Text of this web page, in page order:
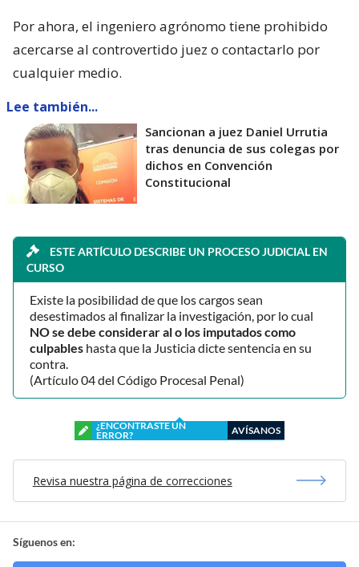
Por ahora, el ingeniero agrónomo tiene prohibido
acercarse al controvertido juez o contactarlo por
cualquier medio.
Lee también...
Sancionan a juez Daniel Urrutia
tras denuncia de sus colegas por
dichos en Convención
Constitucional
ESTE ARTÍCULO DESCRIBE UN PROCESO JUDICIAL EN
CURSO
Existe la posibilidad de que los cargos sean
desestimados al finalizar la investigación, por lo cual
NO se debe considerar al o los imputados como
culpables hasta que la Justicia dicte sentencia en su
contra.
(Artículo 04 del Código Procesal Penal)
¿ENCONTRASTE UN
ERROR?
AVÍSANOS
Revisa nuestra página de correcciones
Síguenos en: